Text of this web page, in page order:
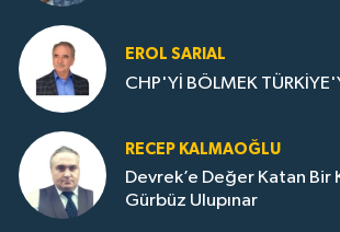
EROL SARIAL
CHP'Yİ BÖLMEK
RECEP KALMAOĞLU
Devrek’e Değer Katan Bir
Gürbüz Ulupınar